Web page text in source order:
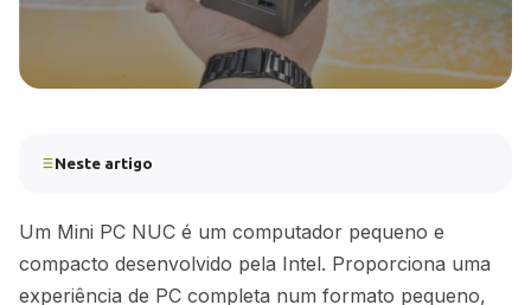
Neste artigo
Um Mini PC NUC é um computador pequeno e
compacto desenvolvido pela Intel. Proporciona uma
experiência de PC completa num formato pequeno,